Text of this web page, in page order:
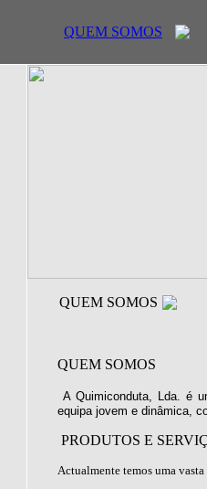
QUEM SOMOS
QUEM SOMOS
QUEM SOMOS
A Quimiconduta, Lda. é
equipa jovem e dinâmica,
PRODUTOS E
Actualmente temos uma